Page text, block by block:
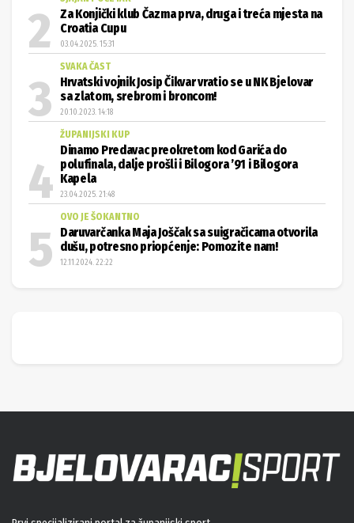
Za Konjički klub Čazma prva, druga i treća mjesta na
Croatia Cupu
03.04.2025. 15:31
SVAKA ČAST
Hrvatski vojnik Josip Čikvar vratio se u NK Bjelovar
sa zlatom, srebrom i broncom!
20.10.2023. 14:18
ŽUPANIJSKI KUP
Dinamo Predavac preokretom kod Garića do
polufinala, dalje prošli i Bilogora ’91 i Bilogora
Kapela
23.04.2025. 21:48
OVO JE ŠOKANTNO
Daruvarčanka Maja Joščak sa suigračicama otvorila
dušu, potresno priopćenje: Pomozite nam!
12.11.2024. 22:22